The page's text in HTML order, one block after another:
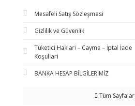
Mesafeli Satış Sözleşmesi
Gizlilik ve Güvenlik
Tüketici Haklari – Cayma – İptal İade
Koşullari
BANKA HESAP BİLGİLERİMİZ
Tüm Sayfalar